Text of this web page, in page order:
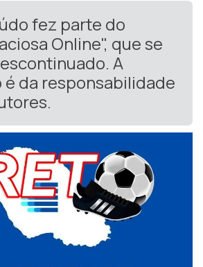
fez parte do
Online", que se
A
da responsabilidade